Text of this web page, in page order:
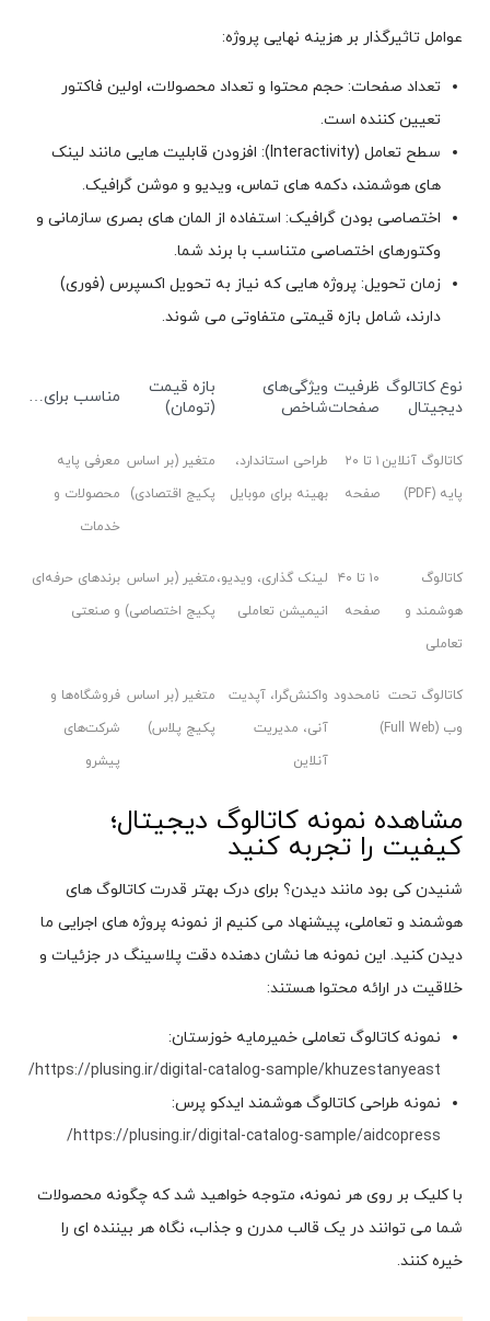
عوامل تاثیرگذار بر هزینه نهایی پروژه:
تعداد صفحات: حجم محتوا و تعداد محصولات، اولین فاکتور
تعیین کننده است.
سطح تعامل (Interactivity): افزودن قابلیت هایی مانند لینک
های هوشمند، دکمه های تماس، ویدیو و موشن گرافیک.
اختصاصی بودن گرافیک: استفاده از المان های بصری سازمانی و
وکتورهای اختصاصی متناسب با برند شما.
زمان تحویل: پروژه هایی که نیاز به تحویل اکسپرس (فوری)
دارند، شامل بازه قیمتی متفاوتی می شوند.
نوع کاتالوگ
دیجیتال
ظرفیت
صفحات
ویژگی‌های
شاخص
بازه قیمت
(تومان)
مناسب برای…
کاتالوگ آنلاین
پایه (PDF)
۱ تا ۲۰
صفحه
طراحی استاندارد،
بهینه برای موبایل
متغیر (بر اساس
پکیج اقتصادی)
معرفی پایه
محصولات و
خدمات
کاتالوگ
هوشمند و
تعاملی
۱۰ تا ۴۰
صفحه
لینک گذاری، ویدیو،
انیمیشن تعاملی
متغیر (بر اساس
پکیج اختصاصی)
برندهای حرفه‌ای
و صنعتی
کاتالوگ تحت
وب (Full Web)
نامحدود واکنش‌گرا، آپدیت
آنی، مدیریت
آنلاین
متغیر (بر اساس
پکیج پلاس)
فروشگاه‌ها و
شرکت‌های
پیشرو
مشاهده نمونه کاتالوگ دیجیتال؛
کیفیت را تجربه کنید
شنیدن کی بود مانند دیدن؟ برای درک بهتر قدرت کاتالوگ های
هوشمند و تعاملی، پیشنهاد می کنیم از نمونه پروژه های اجرایی ما
دیدن کنید. این نمونه ها نشان دهنده دقت پلاسینگ در جزئیات و
خلاقیت در ارائه محتوا هستند:
نمونه کاتالوگ تعاملی خمیرمایه خوزستان:
https://plusing.ir/digital-catalog-sample/khuzestanyeast/
نمونه طراحی کاتالوگ هوشمند ایدکو پرس:
https://plusing.ir/digital-catalog-sample/aidcopress/
با کلیک بر روی هر نمونه، متوجه خواهید شد که چگونه محصولات
شما می توانند در یک قالب مدرن و جذاب، نگاه هر بیننده ای را
خیره کنند.